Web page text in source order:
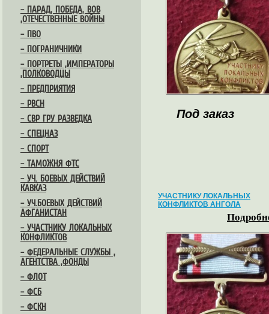
– ПАРАД, ПОБЕДА, ВОВ
,ОТЕЧЕСТВЕННЫЕ ВОЙНЫ
– ПВО
– ПОГРАНИЧНИКИ
– ПОРТРЕТЫ ,ИМПЕРАТОРЫ
,ПОЛКОВОДЦЫ
– ПРЕДПРИЯТИЯ
– РВСН
– СВР ГРУ РАЗВЕДКА
– СПЕЦНАЗ
– СПОРТ
– ТАМОЖНЯ ФТС
– УЧ. БОЕВЫХ ДЕЙСТВИЙ
КАВКАЗ
– УЧ.БОЕВЫХ ДЕЙСТВИЙ
АФГАНИСТАН
– УЧАСТНИКУ ЛОКАЛЬНЫХ
КОНФЛИКТОВ
– ФЕДЕРАЛЬНЫЕ СЛУЖБЫ ,
АГЕНТСТВА ,ФОНДЫ
– ФЛОТ
– ФСБ
– ФСКН
Под заказ
УЧАСТНИКУ ЛОКАЛЬНЫХ
КОНФЛИКТОВ АНГОЛА